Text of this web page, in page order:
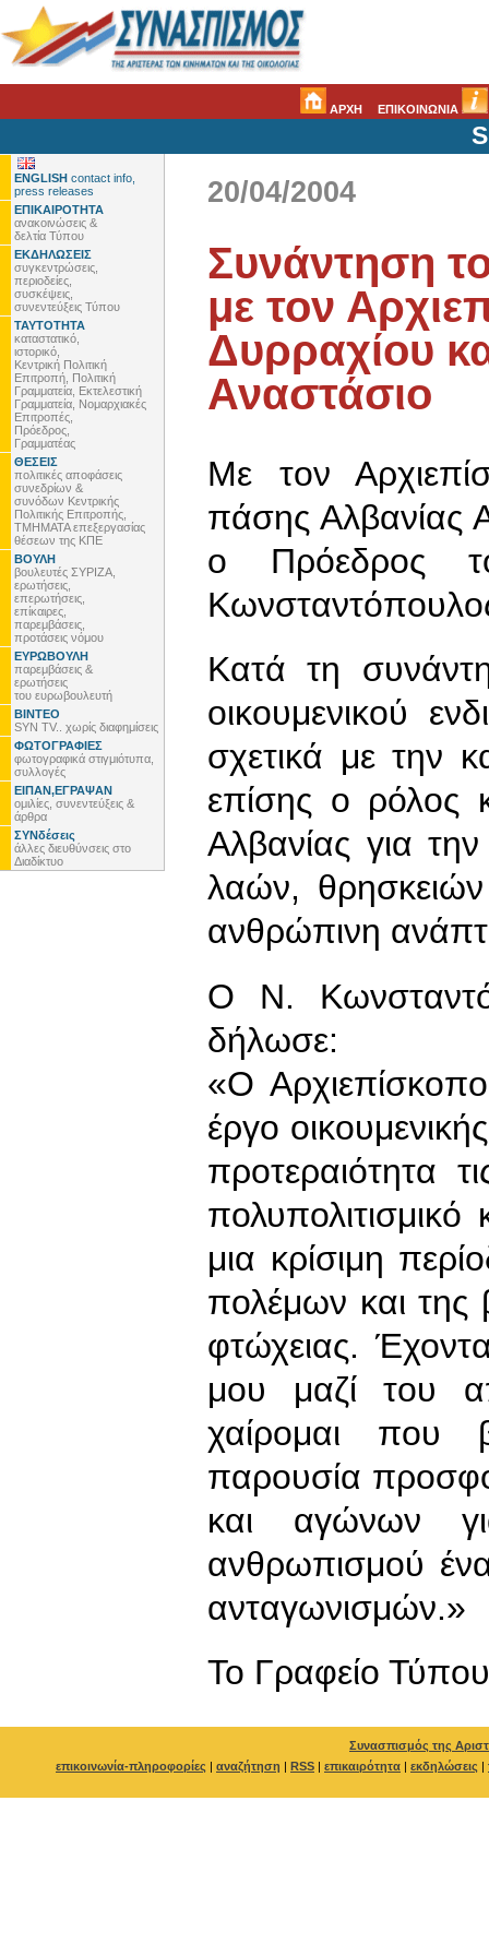
ΑΡΧΗ ΕΠΙΚΟΙΝΩΝΙΑ
ENGLISH contact info,
press releases
ΕΠΙΚΑΙΡΟΤΗΤΑ
ανακοινώσεις &
δελτία Τύπου
ΕΚΔΗΛΩΣΕΙΣ
συγκεντρώσεις,
περιοδείες,
συσκέψεις,
συνεντεύξεις Τύπου
ΤΑΥΤΟΤΗΤΑ
καταστατικό,
ιστορικό,
Κεντρική Πολιτική
Επιτροπή, Πολιτική
Γραμματεία, Εκτελεστική
Γραμματεία, Νομαρχιακές
Επιτροπές,
Πρόεδρος,
Γραμματέας
ΘΕΣΕΙΣ
πολιτικές αποφάσεις
συνεδρίων &
συνόδων Κεντρικής
Πολιτικής Επιτροπής,
ΤΜΗΜΑΤΑ επεξεργασίας
θέσεων της ΚΠΕ
ΒΟΥΛΗ
βουλευτές ΣΥΡΙΖΑ,
ερωτήσεις,
επερωτήσεις,
επίκαιρες,
παρεμβάσεις,
προτάσεις νόμου
ΕΥΡΩΒΟΥΛΗ
παρεμβάσεις &
ερωτήσεις
του ευρωβουλευτή
ΒΙΝΤΕΟ
SYN TV.. χωρίς διαφημίσεις
ΦΩΤΟΓΡΑΦΙΕΣ
φωτογραφικά στιγμιότυπα,
συλλογές
ΕΙΠΑΝ,ΕΓΡΑΨΑΝ
ομιλίες, συνεντεύξεις &
άρθρα
ΣΥΝδέσεις
άλλες διευθύνσεις στο
Διαδίκτυο
20/04/2004
Συνάντηση
με τον
Δυρραχίου
Αναστάσιο
Με τον
πάσης Αλβανίας
ο Πρόεδρος
Κατά τη
οικουμενικού
σχετικά με την
επίσης ο ρόλος
Αλβανίας για
λαών, θρησκειών
ανθρώπινη
Ο Ν.
δήλωσε:
«Ο
έργο
προτεραιότητα
πολυπολιτισμικό
μια κρίσιμη
πολέμων και της
φτώχειας.
μου μαζί του
χαίρομαι που
παρουσία
και αγώνων
ανθρωπισμού
ανταγωνισμών.»
To Γραφείο Τύπου
Συνασπισμός της
επικοινωνία-πληροφορίες | αναζήτηση | RSS | επικαιρότητα | εκδηλώσεις |